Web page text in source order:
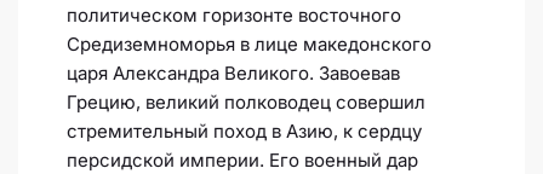
политическом горизонте восточного
Средиземноморья в лице македонского
царя Александра Великого. Завоевав
Грецию, великий полководец совершил
стремительный поход в Азию, к сердцу
персидской империи. Его военный дар